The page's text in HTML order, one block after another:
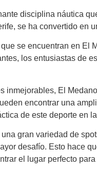
disciplina náutica
se ha convertido en
se encuentran en El
los entusiastas de
inmejorables, El
encontrar una
de este deporte en
gran variedad de
desafío. Esto hace
el lugar perfecto